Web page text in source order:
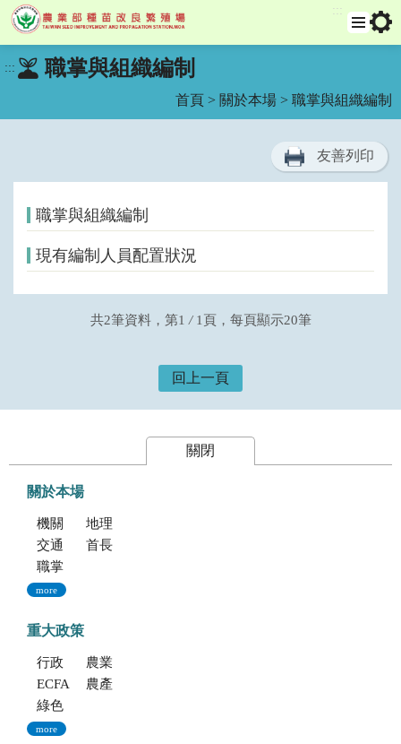
到
:::
::: 職掌與組織編制
首頁 > 關於本場 > 職掌與組織編制
友善列印
職掌與組織編制
現有編制人員配置狀況
共2筆資料，第1 / 1頁，每頁顯示20筆
回上一頁
關閉
關於本場
機關簡介
地理位置及農業環境
交通指南
首長專區
職掌與組織編制
more
重大政策
行政院重大政策(連結至行政院)
農業部重大政策(連結至農業部)
ECFA專區
農產業保險(連結至農糧署)
綠色環境給付計畫(連結至農糧署)
more